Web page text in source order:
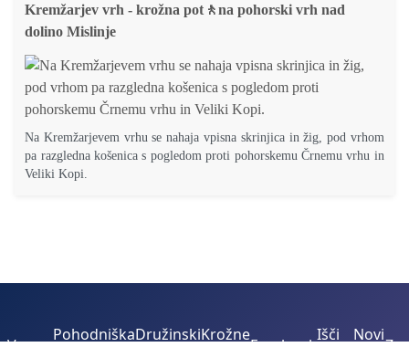
Kremžarjev vrh - krožna pot🚶na pohorski vrh nad
dolino Mislinje
Na Kremžarjevem vrhu se nahaja vpisna skrinjica in žig, pod vrhom
pa razgledna košenica s pogledom proti pohorskemu Črnemu vrhu in
Veliki Kopi.
PohodniškaDružinskiKrožne
Išči
Novi